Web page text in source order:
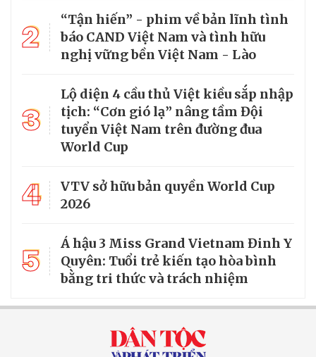
2
“Tận hiến” - phim về bản lĩnh tình
báo CAND Việt Nam và tình hữu
nghị vững bền Việt Nam - Lào
3
Lộ diện 4 cầu thủ Việt kiều sắp nhập
tịch: “Cơn gió lạ” nâng tầm Đội
tuyển Việt Nam trên đường đua
World Cup
4
VTV sở hữu bản quyền World Cup
2026
5
Á hậu 3 Miss Grand Vietnam Đinh Y
Quyên: Tuổi trẻ kiến tạo hòa bình
bằng tri thức và trách nhiệm